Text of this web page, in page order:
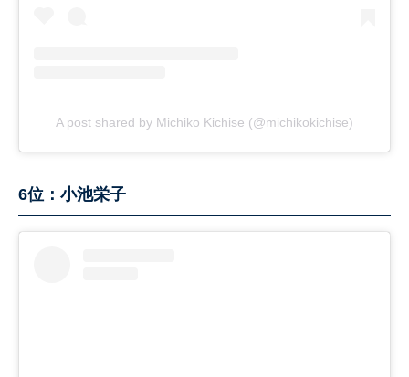
A post shared by Michiko Kichise (@michikokichise)
6位：小池栄子